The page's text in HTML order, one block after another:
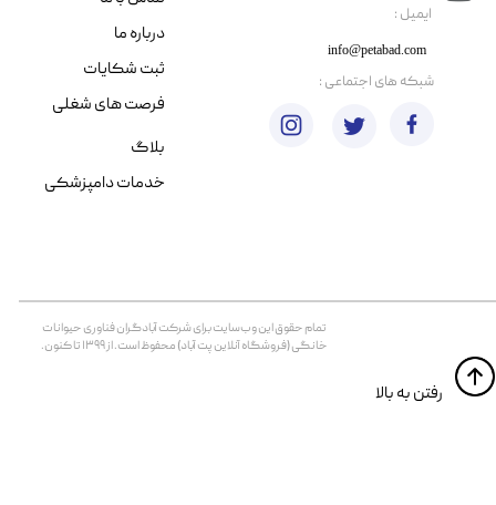
​ایمیل :
info@petabad.com
تمام حقوق اين وب‌سايت برای شرکت آبادگران فناوری حیوانات
خانگی (فروشگاه آنلاین پت آباد) محفوظ است. از ۱۳۹۹ تا کنون.
​​رفتن به بالا
درباره ما
ثبت شکایات
فرصت های شغلی
​شبکه های اجتماعی :
بلاگ
خدمات دامپزشکی